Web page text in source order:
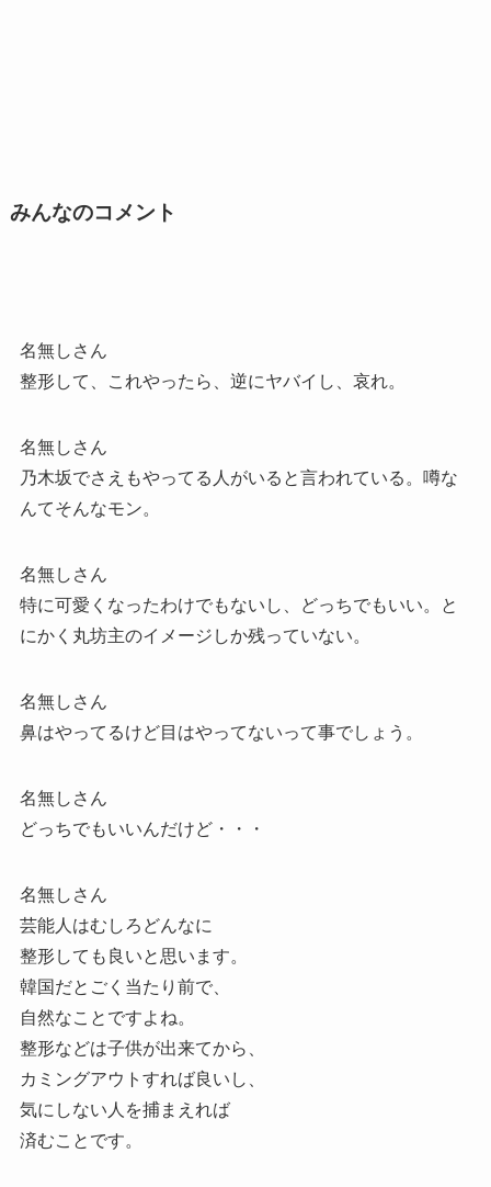
みんなのコメント
名無しさん
整形して、これやったら、逆にヤバイし、哀れ。
名無しさん
乃木坂でさえもやってる人がいると言われている。噂な
んてそんなモン。
名無しさん
特に可愛くなったわけでもないし、どっちでもいい。と
にかく丸坊主のイメージしか残っていない。
名無しさん
鼻はやってるけど目はやってないって事でしょう。
名無しさん
どっちでもいいんだけど・・・
名無しさん
芸能人はむしろどんなに
整形しても良いと思います。
韓国だとごく当たり前で、
自然なことですよね。
整形などは子供が出来てから、
カミングアウトすれば良いし、
気にしない人を捕まえれば
済むことです。